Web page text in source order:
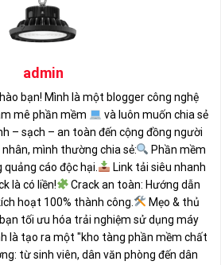
admin
bạn! Mình là một blogger công nghệ
mê phần mềm
và luôn muốn chia sẻ
– sạch – an toàn đến cộng đồng người
mình thường chia sẻ:
Phần mềm
cáo độc hại.
Link tải siêu nhanh
là có liền!
Crack an toàn: Hướng dẫn
hoạt 100% thành công.
Mẹo & thủ
tối ưu hóa trải nghiệm sử dụng máy
là tạo ra một "kho tàng phần mềm chất
từ sinh viên, dân văn phòng đến dân